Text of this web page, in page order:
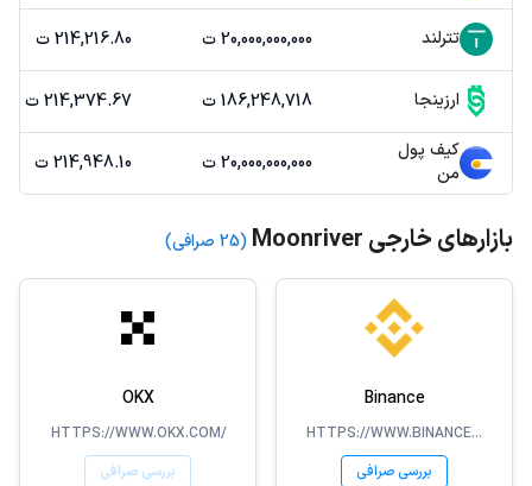
تترلند 20,000,000,000 ت 214,216.80 ت
ارزینجا 186,248,718 ت
214,374.67 ت
کیف پول
من
20,000,000,000 ت 214,948.10 ت
بازارهای خارجی Moonriver (25 صرافی)
Binance
HTTPS://WWW.BINANCE.COM/
بررسی صرافی
OKX
HTTPS://WWW.OKX.COM/
بررسی صرافی